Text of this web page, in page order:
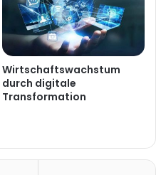
Wirtschaftswachstum
durch digitale
Transformation